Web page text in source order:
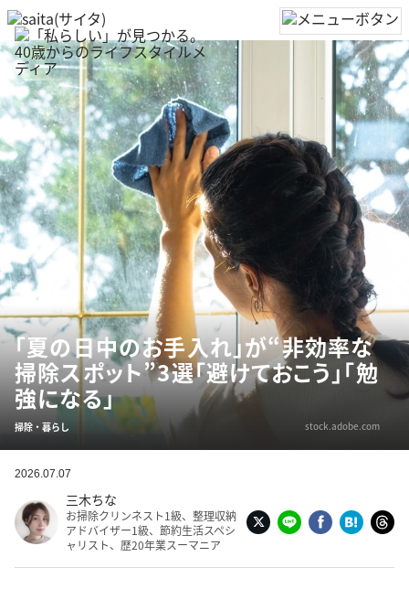
「夏の日中のお手入れ」が“非効率な
掃除スポット”3選「避けておこう」「勉
強になる」
掃除・暮らし stock.adobe.com
2026.07.07
三木ちな
お掃除クリンネスト1級、整理収納
アドバイザー1級、節約生活スペシ
ャリスト、歴20年業スーマニア